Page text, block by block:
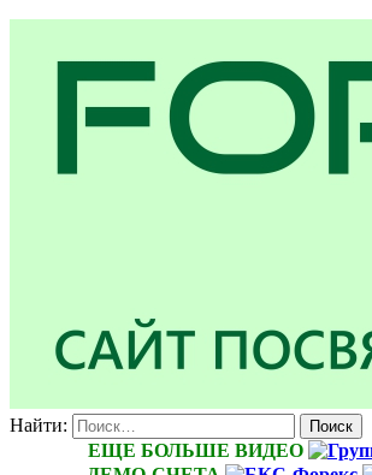
Найти:
ЕЩЕ БОЛЬШЕ ВИДЕО